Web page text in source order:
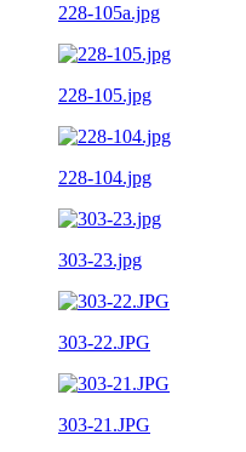
228-105a.jpg
228-105.jpg
228-104.jpg
303-23.jpg
303-22.JPG
303-21.JPG